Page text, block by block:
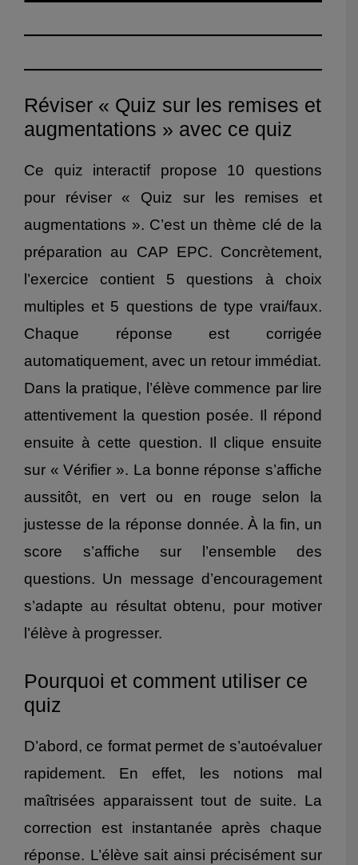
Réviser « Quiz sur les remises et
augmentations » avec ce quiz
Ce quiz interactif propose 10 questions
pour réviser « Quiz sur les remises et
augmentations ». C’est un thème clé de la
préparation au CAP EPC. Concrètement,
l’exercice contient 5 questions à choix
multiples et 5 questions de type vrai/faux.
Chaque réponse est corrigée
automatiquement, avec un retour immédiat.
Dans la pratique, l’élève commence par lire
attentivement la question posée. Il répond
ensuite à cette question. Il clique ensuite
sur « Vérifier ». La bonne réponse s’affiche
aussitôt, en vert ou en rouge selon la
justesse de la réponse donnée. À la fin, un
score s’affiche sur l’ensemble des
questions. Un message d’encouragement
s’adapte au résultat obtenu, pour motiver
l’élève à progresser.
Pourquoi et comment utiliser ce
quiz
D’abord, ce format permet de s’autoévaluer
rapidement. En effet, les notions mal
maîtrisées apparaissent tout de suite. La
correction est instantanée après chaque
réponse. L’élève sait ainsi précisément sur